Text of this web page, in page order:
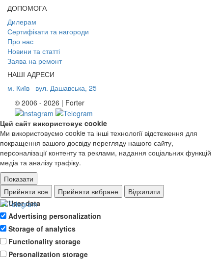
ДОПОМОГА
Дилерам
Сертифікати та нагороди
Про нас
Новини та статті
Заява на ремонт
НАШІ АДРЕСИ
м. Київ
вул. Дашавська, 25
© 2006 - 2026 | Forter
Цей сайт використовує cookie
Ми використовуємо cookie та інші технології відстеження для
покращення вашого досвіду перегляду нашого сайту,
персоналізації контенту та реклами, надання соціальних функцій
медіа та аналізу трафіку.
Показати
Ad storage
User data
Advertising personalization
Storage of analytics
Functionality storage
Personalization storage
Прийняти все Прийняти вибране Відхилити